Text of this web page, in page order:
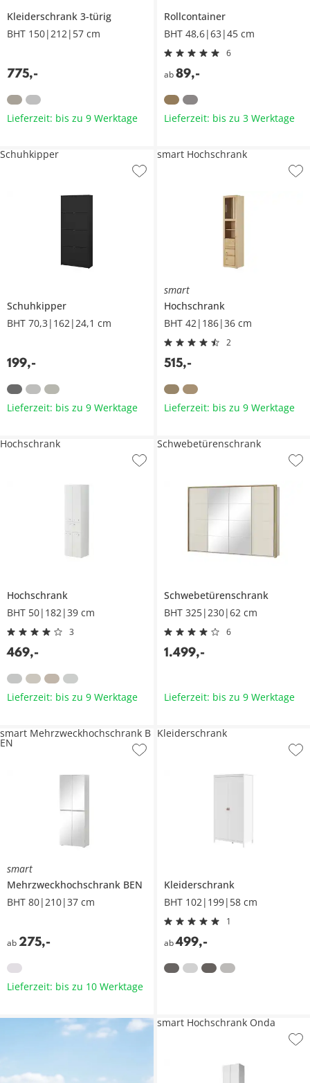
Kleiderschrank 3-türig
BHT 150|212|57 cm
775,-
Lieferzeit: bis zu 9 Werktage
Rollcontainer
BHT 48,6|63|45 cm
6
ab 89,-
Lieferzeit: bis zu 3 Werktage
Schuhkipper
BHT 70,3|162|24,1 cm
199,-
Schuhkipper
Lieferzeit: bis zu 9 Werktage
smart
Hochschrank
BHT 42|186|36 cm
2
515,-
smart Hochschrank
Lieferzeit: bis zu 9 Werktage
Hochschrank
BHT 50|182|39 cm
3
469,-
Hochschrank
Lieferzeit: bis zu 9 Werktage
Schwebetürenschrank
BHT 325|230|62 cm
6
1.499,-
Schwebetürenschrank
Lieferzeit: bis zu 9 Werktage
smart
Mehrzweckhochschrank BEN
BHT 80|210|37 cm
ab 275,-
smart Mehrzweckhochschrank B
EN
Lieferzeit: bis zu 10 Werktage
Kleiderschrank
BHT 102|199|58 cm
1
ab499,-
Kleiderschrank
smart Hochschrank Onda